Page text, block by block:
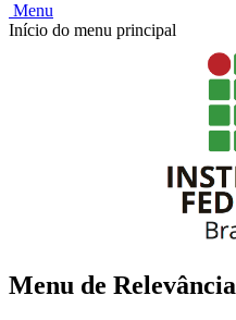
Menu
Início do menu principal
Menu de Relevância